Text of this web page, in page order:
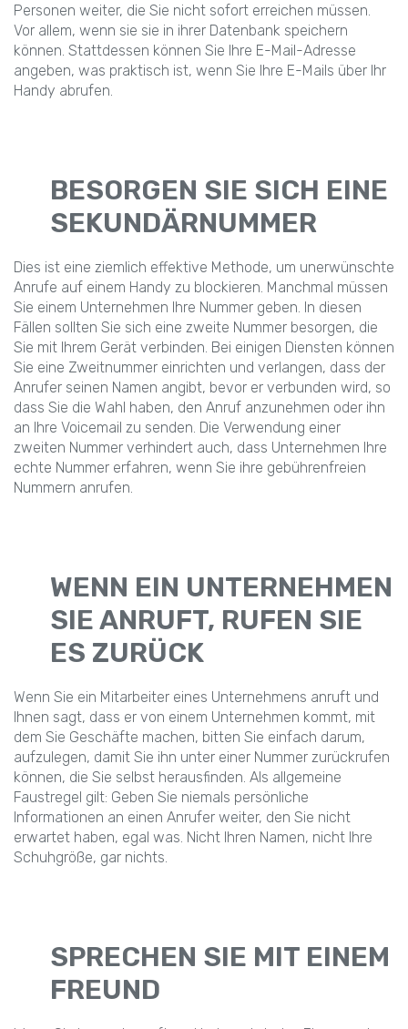
Personen weiter, die Sie nicht sofort erreichen müssen.
Vor allem, wenn sie sie in ihrer Datenbank speichern
können. Stattdessen können Sie Ihre E-Mail-Adresse
angeben, was praktisch ist, wenn Sie Ihre E-Mails über Ihr
Handy abrufen.
BESORGEN SIE SICH EINE
SEKUNDÄRNUMMER
Dies ist eine ziemlich effektive Methode, um unerwünschte
Anrufe auf einem Handy zu blockieren. Manchmal müssen
Sie einem Unternehmen Ihre Nummer geben. In diesen
Fällen sollten Sie sich eine zweite Nummer besorgen, die
Sie mit Ihrem Gerät verbinden. Bei einigen Diensten können
Sie eine Zweitnummer einrichten und verlangen, dass der
Anrufer seinen Namen angibt, bevor er verbunden wird, so
dass Sie die Wahl haben, den Anruf anzunehmen oder ihn
an Ihre Voicemail zu senden. Die Verwendung einer
zweiten Nummer verhindert auch, dass Unternehmen Ihre
echte Nummer erfahren, wenn Sie ihre gebührenfreien
Nummern anrufen.
WENN EIN UNTERNEHMEN
SIE ANRUFT, RUFEN SIE
ES ZURÜCK
Wenn Sie ein Mitarbeiter eines Unternehmens anruft und
Ihnen sagt, dass er von einem Unternehmen kommt, mit
dem Sie Geschäfte machen, bitten Sie einfach darum,
aufzulegen, damit Sie ihn unter einer Nummer zurückrufen
können, die Sie selbst herausfinden. Als allgemeine
Faustregel gilt: Geben Sie niemals persönliche
Informationen an einen Anrufer weiter, den Sie nicht
erwartet haben, egal was. Nicht Ihren Namen, nicht Ihre
Schuhgröße, gar nichts.
SPRECHEN SIE MIT EINEM
FREUND